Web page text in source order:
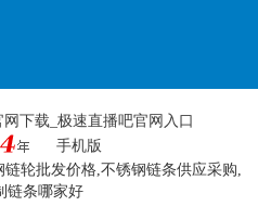
下载_极速直播吧官网入口
手机版
轮批发价格,不锈钢链条供应采购,
链条哪家好